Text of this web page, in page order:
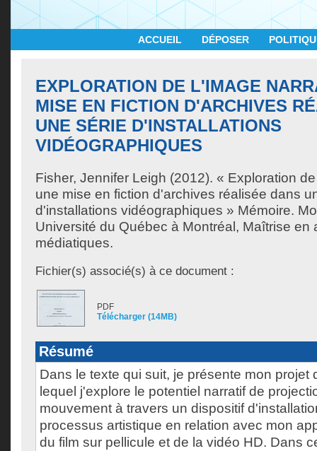
ACCUEIL DÉPOSER
EXPLORATION DE L'IMAGE
MISE EN FICTION D'ARCHIVES
UNE SÉRIE D'INSTALLATIONS
VIDÉOGRAPHIQUES
Fisher, Jennifer Leigh (2012). « Exploration
une mise en fiction d'archives réalisée dans
d'installations vidéographiques » Mémoire.
Université du Québec à Montréal, Maîtrise en
médiatiques.
Fichier(s) associé(s) à ce document :
PDF
Télécharger (14MB)
Résumé
Dans le texte qui suit, je présente mon projet
lequel j'explore le potentiel narratif de
mouvement à travers un dispositif
processus artistique en relation avec mon
du film sur pellicule et de la vidéo HD. Dans